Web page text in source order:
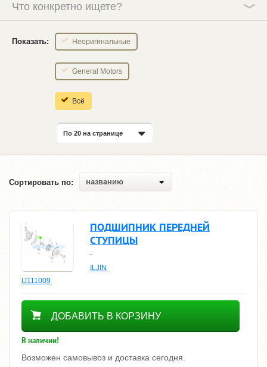
Что конкретно ищете?
Показать: Неоригинальные
General Motors
Всё
По 20 на странице
Сортировать по: названию
ПОДШИПНИК ПЕРЕДНЕЙ
СТУПИЦЫ
-
ILJIN
IJ111009
2150
ДОБАВИТЬ В КОРЗИНУ
В наличии!
Возможен самовывоз и доставка сегодня.